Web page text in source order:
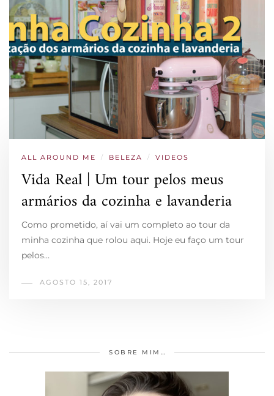
ALL AROUND ME / BELEZA / VIDEOS
Vida Real | Um tour pelos meus
armários da cozinha e lavanderia
Como prometido, aí vai um completo ao tour da
minha cozinha que rolou aqui. Hoje eu faço um tour
pelos…
AGOSTO 15, 2017
SOBRE MIM…